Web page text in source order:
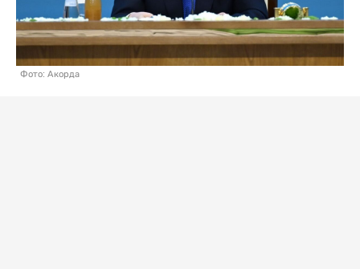
Фото: Акорда